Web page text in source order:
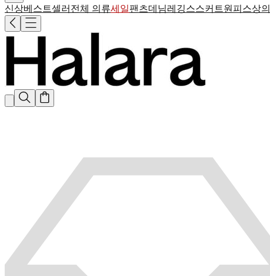
신상베스트셀러전체 의류세일팬츠데님레깅스스커트원피스상의